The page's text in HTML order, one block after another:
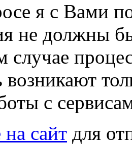
я с Вами
не должны
с
сайт для